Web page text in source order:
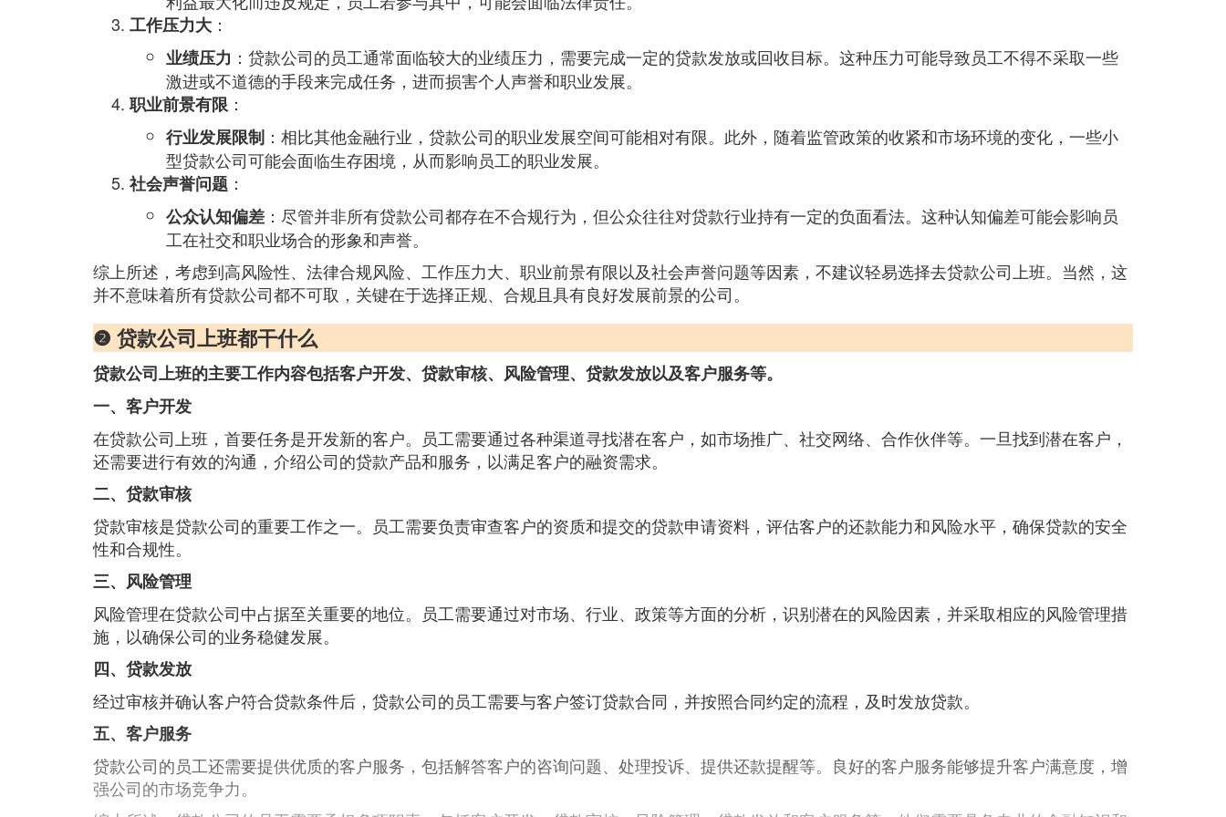
工作压力大 ：
业绩压力 ：贷款公司的员工通常面临较大的业绩压力，需要完成一定的贷款发放或回收目标。这种压力可能导致员工不得不采取一些
激进或不道德的手段来完成任务，进而损害个人声誉和职业发展。
职业前景有限 ：
行业发展限制 ：相比其他金融行业，贷款公司的职业发展空间可能相对有限。此外，随着监管政策的收紧和市场环境的变化，一些小
型贷款公司可能会面临生存困境，从而影响员工的职业发展。
社会声誉问题 ：
公众认知偏差 ：尽管并非所有贷款公司都存在不合规行为，但公众往往对贷款行业持有一定的负面看法。这种认知偏差可能会影响员
工在社交和职业场合的形象和声誉。
综上所述，考虑到高风险性、法律合规风险、工作压力大、职业前景有限以及社会声誉问题等因素，不建议轻易选择去贷款公司上班。当然，这
并不意味着所有贷款公司都不可取，关键在于选择正规、合规且具有良好发展前景的公司。
❷ 贷款公司上班都干什么
贷款公司上班的主要工作内容包括客户开发、贷款审核、风险管理、贷款发放以及客户服务等。
一、客户开发
在贷款公司上班，首要任务是开发新的客户。员工需要通过各种渠道寻找潜在客户，如市场推广、社交网络、合作伙伴等。一旦找到潜在客户，
还需要进行有效的沟通，介绍公司的贷款产品和服务，以满足客户的融资需求。
二、贷款审核
贷款审核是贷款公司的重要工作之一。员工需要负责审查客户的资质和提交的贷款申请资料，评估客户的还款能力和风险水平，确保贷款的安全
性和合规性。
三、风险管理
风险管理在贷款公司中占据至关重要的地位。员工需要通过对市场、行业、政策等方面的分析，识别潜在的风险因素，并采取相应的风险管理措
施，以确保公司的业务稳健发展。
四、贷款发放
经过审核并确认客户符合贷款条件后，贷款公司的员工需要与客户签订贷款合同，并按照合同约定的流程，及时发放贷款。
五、客户服务
贷款公司的员工还需要提供优质的客户服务，包括解答客户的咨询问题、处理投诉、提供还款提醒等。良好的客户服务能够提升客户满意度，增
强公司的市场竞争力。